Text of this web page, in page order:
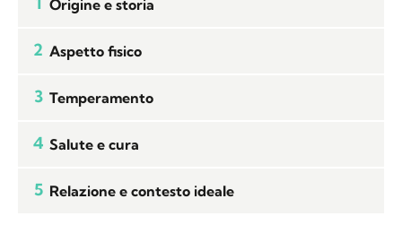
Origine e storia
2 Aspetto fisico
3 Temperamento
4 Salute e cura
5 Relazione e contesto ideale